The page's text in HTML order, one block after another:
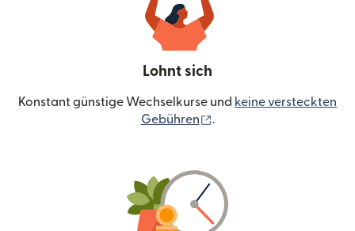
Lohnt sich
Konstant günstige Wechselkurse und keine versteckten
Gebühren
.